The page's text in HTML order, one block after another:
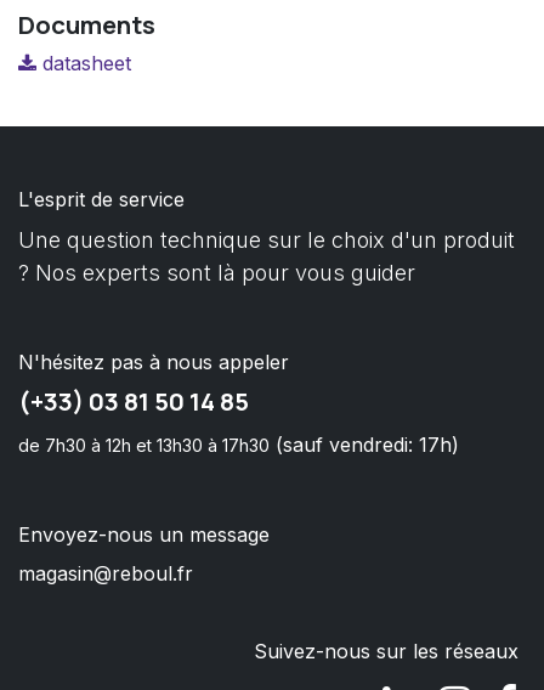
Documents
datasheet
L'esprit de service
Une question technique sur le choix d'un produit
? Nos experts sont là pour vous guider
N'hésitez pas à nous appeler
(+33) 03 81 50 14 85
de 7h30 à 12h et 13h30 à 17h30 (sauf vendredi: 17h)
Envoyez-nous un message
magasin@reboul.fr
Suivez-nous sur les réseaux